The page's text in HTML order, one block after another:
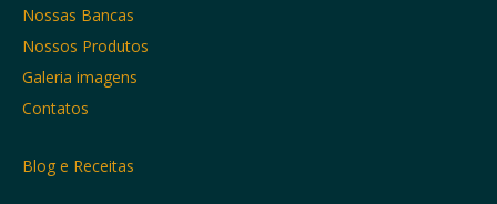
Nossas Bancas
Nossos Produtos
Galeria imagens
Contatos
Blog e Receitas